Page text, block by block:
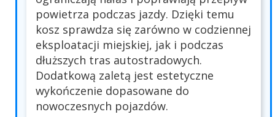
powietrza podczas jazdy. Dzięki temu
kosz sprawdza się zarówno w codziennej
eksploatacji miejskiej, jak i podczas
dłuższych tras autostradowych.
Dodatkową zaletą jest estetyczne
wykończenie dopasowane do
nowoczesnych pojazdów.